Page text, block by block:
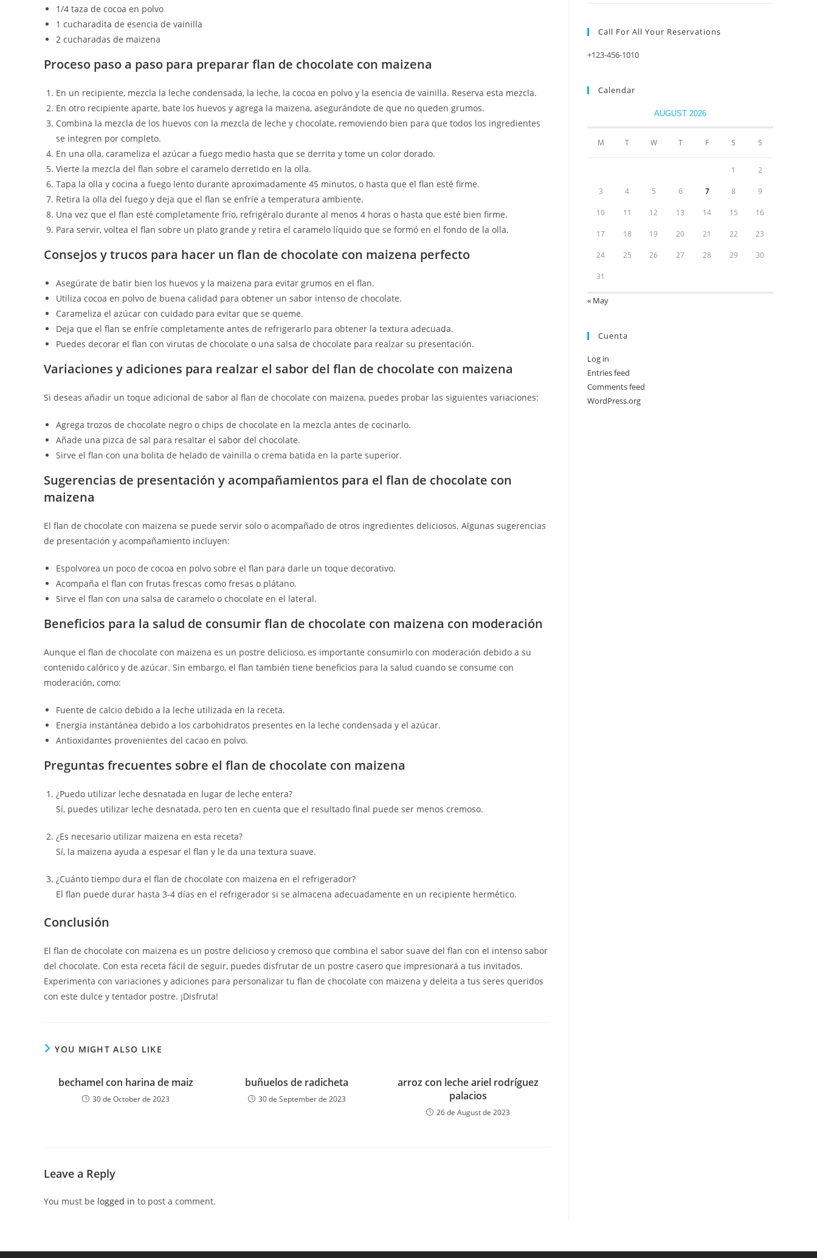
1/4 taza de cocoa en polvo
1 cucharadita de esencia de vainilla
2 cucharadas de maizena
Proceso paso a paso para preparar flan de chocolate con maizena
En un recipiente, mezcla la leche condensada, la leche, la cocoa en polvo y la esencia de vainilla. Reserva esta mezcla.
En otro recipiente aparte, bate los huevos y agrega la maizena, asegurándote de que no queden grumos.
Combina la mezcla de los huevos con la mezcla de leche y chocolate, removiendo bien para que todos los ingredientes
se integren por completo.
En una olla, carameliza el azúcar a fuego medio hasta que se derrita y tome un color dorado.
Vierte la mezcla del flan sobre el caramelo derretido en la olla.
Tapa la olla y cocina a fuego lento durante aproximadamente 45 minutos, o hasta que el flan esté firme.
Retira la olla del fuego y deja que el flan se enfríe a temperatura ambiente.
Una vez que el flan esté completamente frío, refrigéralo durante al menos 4 horas o hasta que esté bien firme.
Para servir, voltea el flan sobre un plato grande y retira el caramelo líquido que se formó en el fondo de la olla.
Consejos y trucos para hacer un flan de chocolate con maizena perfecto
Asegúrate de batir bien los huevos y la maizena para evitar grumos en el flan.
Utiliza cocoa en polvo de buena calidad para obtener un sabor intenso de chocolate.
Carameliza el azúcar con cuidado para evitar que se queme.
Deja que el flan se enfríe completamente antes de refrigerarlo para obtener la textura adecuada.
Puedes decorar el flan con virutas de chocolate o una salsa de chocolate para realzar su presentación.
Variaciones y adiciones para realzar el sabor del flan de chocolate con maizena
Si deseas añadir un toque adicional de sabor al flan de chocolate con maizena, puedes probar las siguientes variaciones:
Agrega trozos de chocolate negro o chips de chocolate en la mezcla antes de cocinarlo.
Añade una pizca de sal para resaltar el sabor del chocolate.
Sirve el flan con una bolita de helado de vainilla o crema batida en la parte superior.
Sugerencias de presentación y acompañamientos para el flan de chocolate con
maizena
El flan de chocolate con maizena se puede servir solo o acompañado de otros ingredientes deliciosos. Algunas sugerencias
de presentación y acompañamiento incluyen:
Espolvorea un poco de cocoa en polvo sobre el flan para darle un toque decorativo.
Acompaña el flan con frutas frescas como fresas o plátano.
Sirve el flan con una salsa de caramelo o chocolate en el lateral.
Beneficios para la salud de consumir flan de chocolate con maizena con moderación
Aunque el flan de chocolate con maizena es un postre delicioso, es importante consumirlo con moderación debido a su
contenido calórico y de azúcar. Sin embargo, el flan también tiene beneficios para la salud cuando se consume con
moderación, como:
Fuente de calcio debido a la leche utilizada en la receta.
Energía instantánea debido a los carbohidratos presentes en la leche condensada y el azúcar.
Antioxidantes provenientes del cacao en polvo.
Preguntas frecuentes sobre el flan de chocolate con maizena
¿Puedo utilizar leche desnatada en lugar de leche entera?
Sí, puedes utilizar leche desnatada, pero ten en cuenta que el resultado final puede ser menos cremoso.
¿Es necesario utilizar maizena en esta receta?
Sí, la maizena ayuda a espesar el flan y le da una textura suave.
¿Cuánto tiempo dura el flan de chocolate con maizena en el refrigerador?
El flan puede durar hasta 3-4 días en el refrigerador si se almacena adecuadamente en un recipiente hermético.
Conclusión
El flan de chocolate con maizena es un postre delicioso y cremoso que combina el sabor suave del flan con el intenso sabor
del chocolate. Con esta receta fácil de seguir, puedes disfrutar de un postre casero que impresionará a tus invitados.
Experimenta con variaciones y adiciones para personalizar tu flan de chocolate con maizena y deleita a tus seres queridos
con este dulce y tentador postre. ¡Disfruta!
YOU MIGHT ALSO LIKE
bechamel con harina de maiz
30 de October de 2023
buñuelos de radicheta
30 de September de 2023
arroz con leche ariel rodríguez
palacios
26 de August de 2023
Leave a Reply
You must be logged in to post a comment.
Call For All Your​ Reservations
+123-456-1010
Calendar
AUGUST 2026
M T W T F S S
1 2
3 4 5 6 7 8 9
10 11 12 13 14 15 16
17 18 19 20 21 22 23
24 25 26 27 28 29 30
31
« May
Cuenta
Log in
Entries feed
Comments feed
WordPress.org